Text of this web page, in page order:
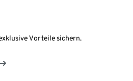
Vorteile sichern.